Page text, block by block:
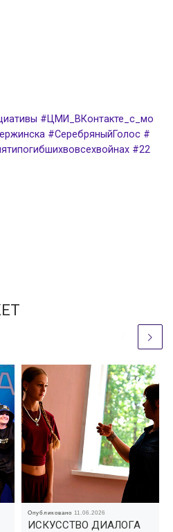
#ЦМИ_ВКонтакте_с_мо
#СеребряныйГолос #
#22
Опубликовано11.06.2026
ИСКУССТВО ДИАЛОГА